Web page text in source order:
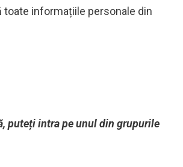
toate informațiile personale din
puteți intra pe unul din grupurile